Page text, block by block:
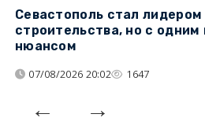
Севастополь стал
строительства, но с
нюансом
07/08/2026 20:02 1647